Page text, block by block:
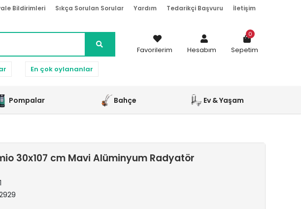
Bildirimleri Sıkça Sorulan Sorular Yardım Tedarikçi Başvuru İletişim
En çok oylananlar
Favorilerim Hesabım Sepetim
0
Pompalar Bahçe Ev & Yaşam
30x107 cm Mavi Alüminyum Radyatör